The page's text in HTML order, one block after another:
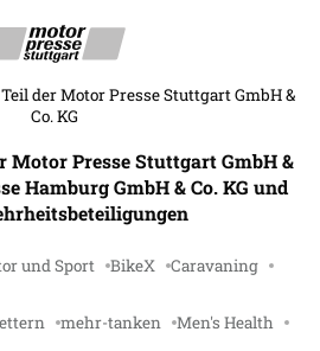
der Motor Presse Stuttgart GmbH &
Co. KG
Motor Presse Stuttgart GmbH &
Hamburg GmbH & Co. KG und
und Sport BikeX Caravaning
mehr-tanken Men's Health